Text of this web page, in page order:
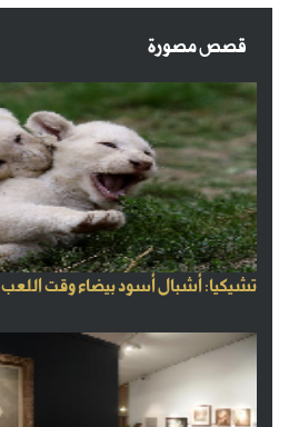
قصص مصورة
تشيكيا: أشبال أسود بيضاء وقت اللعب